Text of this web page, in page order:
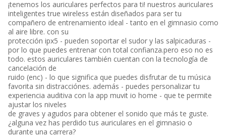
¡tenemos los auriculares perfectos para ti! nuestros auriculares
inteligentes true wireless están diseñados para ser tu
compañero de entrenamiento ideal - tanto en el gimnasio como
al aire libre. con su
protección ipx5 - pueden soportar el sudor y las salpicaduras -
por lo que puedes entrenar con total confianza.pero eso no es
todo. estos auriculares también cuentan con la tecnología de
cancelación de
ruido (enc) - lo que significa que puedes disfrutar de tu música
favorita sin distracciónes. además - puedes personalizar tu
experiencia auditiva con la app muvit io home - que te permite
ajustar los niveles
de graves y agudos para obtener el sonido que más te guste.
¿alguna vez has perdido tus auriculares en el gimnasio o
durante una carrera?